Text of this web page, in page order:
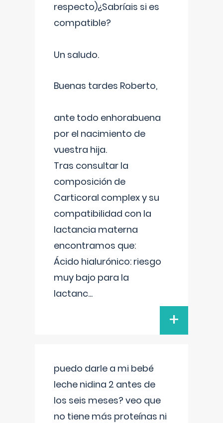
respecto)¿Sabríais si es
compatible?
Un saludo.
Buenas tardes Roberto,
ante todo enhorabuena
por el nacimiento de
vuestra hija.
Tras consultar la
composición de
Carticoral complex y su
compatibilidad con la
lactancia materna
encontramos que:
Ácido hialurónico: riesgo
muy bajo para la
lactanc...
+
puedo darle a mi bebé
leche nidina 2 antes de
los seis meses? veo que
no tiene más proteínas ni